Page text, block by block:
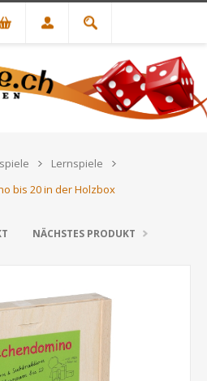
Lernspiele
bis 20 in der Holzbox
NÄCHSTES PRODUKT